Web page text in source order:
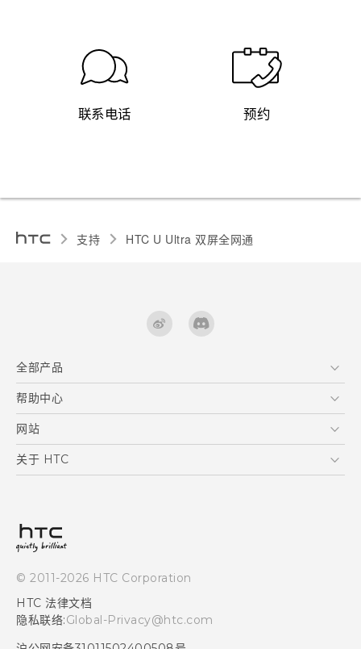
联系电话 预约
支持 HTC U Ultra 双屏全网通‎
全部产品
区块链智能手机
VIVE
帮助中心
在线客服
支援与服务
产品保固说明
网站
HTC Dev
关于 HTC
投资人
产品安全
加入HTC
© 2011-2026 HTC Corporation
HTC 法律文档
隐私联络:Global-Privacy@htc.com